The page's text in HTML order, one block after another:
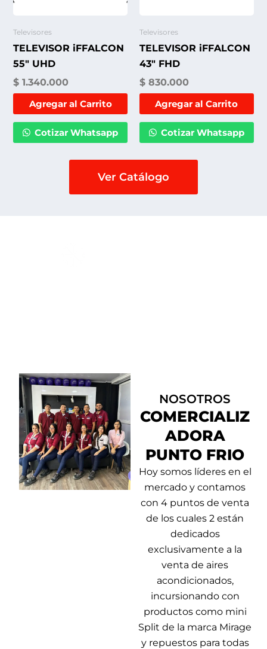
Televisores
TELEVISOR iFFALCON
55″ UHD
$ 1.340.000
Agregar al Carrito
Cotizar Whatsapp
Televisores
TELEVISOR iFFALCON
43″ FHD
$ 830.000
Agregar al Carrito
Cotizar Whatsapp
Ver Catálogo
NOSOTROS
COMERCIALIZ
ADORA
PUNTO FRIO
Hoy somos líderes en el
mercado y contamos
con 4 puntos de venta
de los cuales 2 están
dedicados
exclusivamente a la
venta de aires
acondicionados,
incursionando con
productos como mini
Split de la marca Mirage
y repuestos para todas